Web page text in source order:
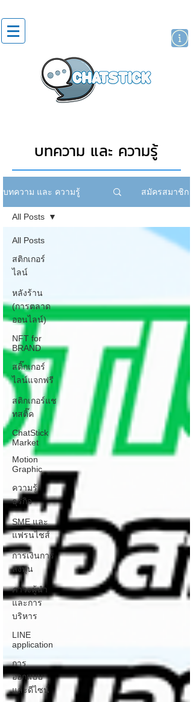
บทความ และ ความรู้
บทความ และ ความรู้ สมัครสมาชิก
All Posts
สติกเกอร์
ไลน์
หลังร้าน
(การตลาด
ออนไลน์)
NFT for
BRAND
สติ๊กเกอร์
ไลน์แจกฟรี
สติกเกอร์แช
ทสติ๊ค
ChatStick
Market
Motion
Graphic
ความรู้
ธุรกิจ
SME และ
แฟรนไชส์
การเงินการ
ลงทุน
ภาวะผู้นำ
และการ
บริหาร
LINE
application
การ
ออกแบบ
และดีไซน์
All Posts